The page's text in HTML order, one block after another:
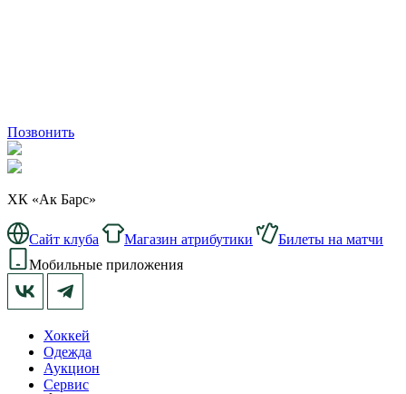
Позвонить
ХК «Ак Барс»
Сайт клуба Магазин атрибутики
Билеты на матчи
Мобильные приложения
Хоккей
Одежда
Аукцион
Сервис